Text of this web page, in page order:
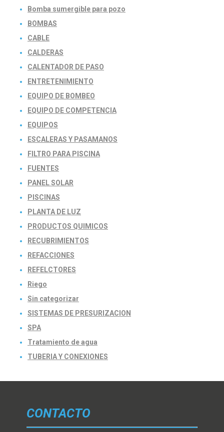
Bomba sumergible para pozo
BOMBAS
CABLE
CALDERAS
CALENTADOR DE PASO
ENTRETENIMIENTO
EQUIPO DE BOMBEO
EQUIPO DE COMPETENCIA
EQUIPOS
ESCALERAS Y PASAMANOS
FILTRO PARA PISCINA
FUENTES
PANEL SOLAR
PISCINAS
PLANTA DE LUZ
PRODUCTOS QUIMICOS
RECUBRIMIENTOS
REFACCIONES
REFELCTORES
Riego
Sin categorizar
SISTEMAS DE PRESURIZACION
SPA
Tratamiento de agua
TUBERIA Y CONEXIONES
CONTACTO